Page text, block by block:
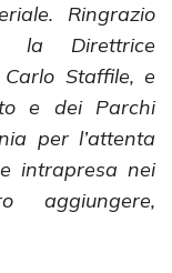
Ringrazio
la Direttrice
Staffile, e
e dei Parchi
per l’attenta
intrapresa nei
aggiungere,